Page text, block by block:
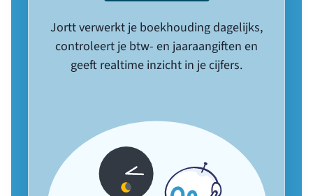
Jortt verwerkt je boekhouding dagelijks,
controleert je btw- en jaaraangiften en
geeft realtime inzicht in je cijfers.